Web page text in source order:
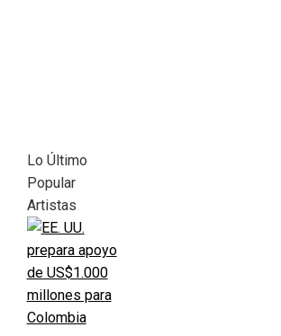
Lo Último
Popular
Artistas